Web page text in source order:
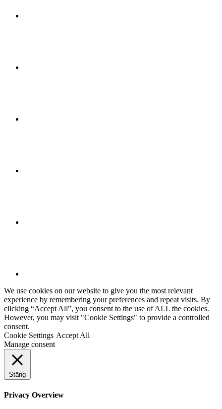
We use cookies on our website to give you the most relevant
experience by remembering your preferences and repeat visits. By
clicking “Accept All”, you consent to the use of ALL the cookies.
However, you may visit "Cookie Settings" to provide a controlled
consent.
Cookie Settings Accept All
Manage consent
Stäng
Privacy Overview